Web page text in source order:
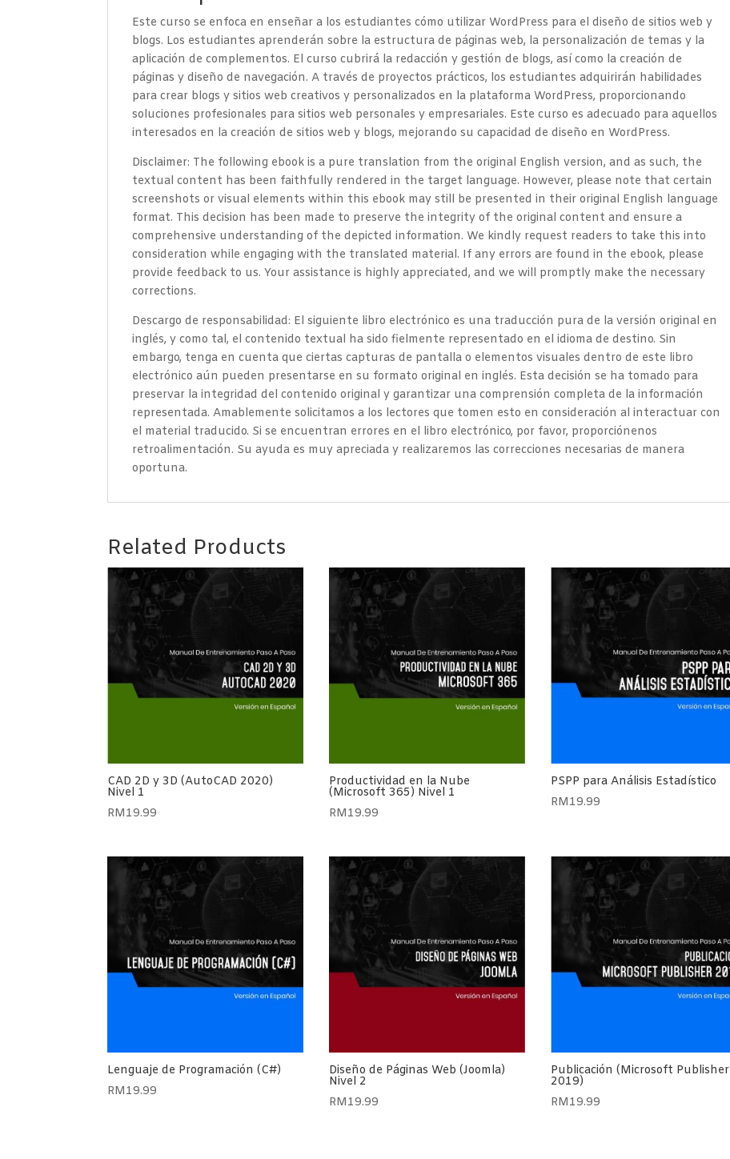
Este curso se enfoca en enseñar a los estudiantes cómo utilizar WordPress para el diseño de sitios web y
blogs. Los estudiantes aprenderán sobre la estructura de páginas web, la personalización de temas y la
aplicación de complementos. El curso cubrirá la redacción y gestión de blogs, así como la creación de
páginas y diseño de navegación. A través de proyectos prácticos, los estudiantes adquirirán habilidades
para crear blogs y sitios web creativos y personalizados en la plataforma WordPress, proporcionando
soluciones profesionales para sitios web personales y empresariales. Este curso es adecuado para aquellos
interesados en la creación de sitios web y blogs, mejorando su capacidad de diseño en WordPress.
Disclaimer: The following ebook is a pure translation from the original English version, and as such, the
textual content has been faithfully rendered in the target language. However, please note that certain
screenshots or visual elements within this ebook may still be presented in their original English language
format. This decision has been made to preserve the integrity of the original content and ensure a
comprehensive understanding of the depicted information. We kindly request readers to take this into
consideration while engaging with the translated material. If any errors are found in the ebook, please
provide feedback to us. Your assistance is highly appreciated, and we will promptly make the necessary
corrections.
Descargo de responsabilidad: El siguiente libro electrónico es una traducción pura de la versión original en
inglés, y como tal, el contenido textual ha sido fielmente representado en el idioma de destino. Sin
embargo, tenga en cuenta que ciertas capturas de pantalla o elementos visuales dentro de este libro
electrónico aún pueden presentarse en su formato original en inglés. Esta decisión se ha tomado para
preservar la integridad del contenido original y garantizar una comprensión completa de la información
representada. Amablemente solicitamos a los lectores que tomen esto en consideración al interactuar con
el material traducido. Si se encuentran errores en el libro electrónico, por favor, proporciónenos
retroalimentación. Su ayuda es muy apreciada y realizaremos las correcciones necesarias de manera
oportuna.
Related Products
CAD 2D y 3D (AutoCAD 2020)
Nivel 1
RM19.99
Productividad en la Nube
(Microsoft 365) Nivel 1
RM19.99
PSPP para Análisis Estadístico
RM19.99
Lenguaje de Programación (C#)
RM19.99
Diseño de Páginas Web (Joomla)
Nivel 2
RM19.99
Publicación (Microsoft Publisher
2019)
RM19.99